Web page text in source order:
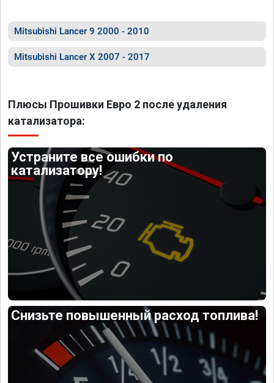
Mitsubishi Lancer 9 2000 - 2010
Mitsubishi Lancer X 2007 - 2017
Плюсы Прошивки Евро 2 после удаления
катализатора:
Устраните все ошибки по
катализатору!
Снизьте повышенный расход топлива!